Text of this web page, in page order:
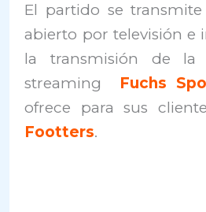
El partido se
abierto por televisión e
la transmisión de la
streaming Fuchs
ofrece para sus
Footters.